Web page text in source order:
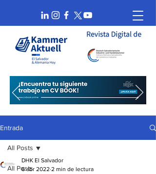
Entrada
All Posts
All Posts
DHK El Salvador
6 abr 2022 2 min de lectura